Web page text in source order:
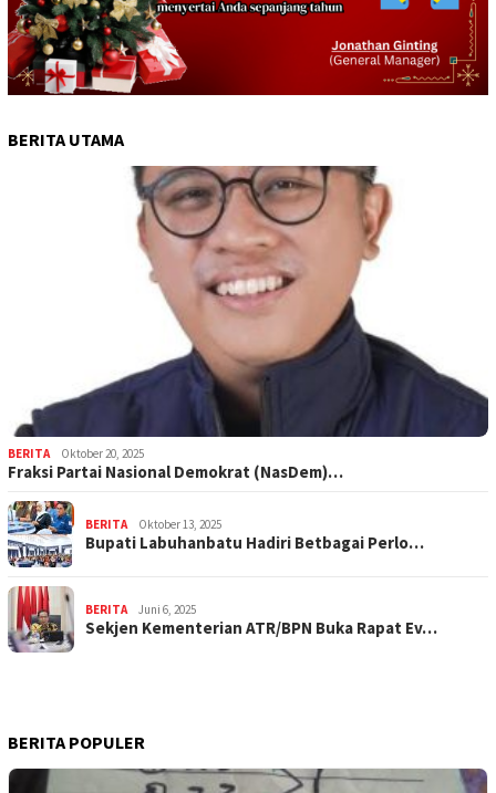
BERITA UTAMA
BERITA Oktober 20, 2025
Fraksi Partai Nasional Demokrat (NasDem)…
BERITA Oktober 13, 2025
Bupati Labuhanbatu Hadiri Betbagai Perlo…
BERITA Juni 6, 2025
Sekjen Kementerian ATR/BPN Buka Rapat Ev…
BERITA POPULER